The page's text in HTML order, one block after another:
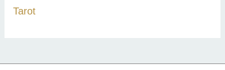
Tarot